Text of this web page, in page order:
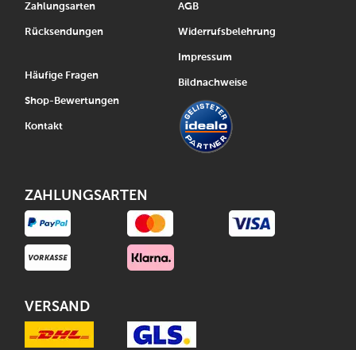
Zahlungsarten
Rücksendungen
Häufige Fragen
Shop-Bewertungen
Kontakt
AGB
Widerrufsbelehrung
Impressum
Bildnachweise
ZAHLUNGSARTEN
VERSAND